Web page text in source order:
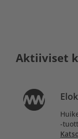
Aktiiviset
-